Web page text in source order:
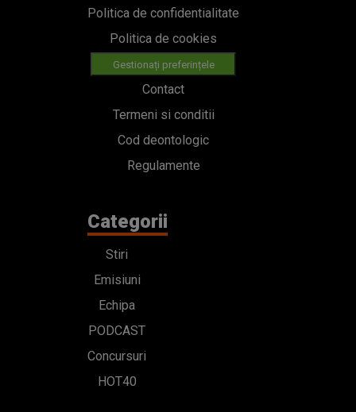
Politica de confidentialitate
Politica de cookies
Gestionați preferințele
Contact
Termeni si conditii
Cod deontologic
Regulamente
Categorii
Stiri
Emisiuni
Echipa
PODCAST
Concursuri
HOT40